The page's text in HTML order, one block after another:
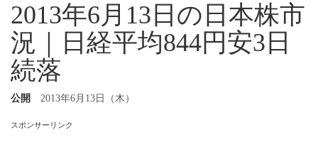
2013年6月13日の日本株市
況｜日経平均844円安3日
続落
公開 2013年6月13日（木）
スポンサーリンク